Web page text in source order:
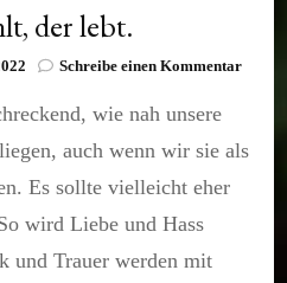
der lebt.
Schreibe einen Kommentarzu
lebt.
wie nah unsere
auch wenn wir sie als
Es sollte vielleicht eher
wird Liebe und Hass
und Trauer werden mit